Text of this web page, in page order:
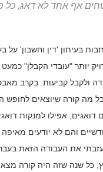
אף אחד לא דאג, כל
בעיתון 'דין וחשבון'
יותר "עובדי הקבלן"
ולקבל קביעות. בקרב
מה קורה שיוצאים לחופש
דואגים, אפילו למנקות
והם לא יודעים
את העבודה הזאת
כל שנה שזה היה קורה